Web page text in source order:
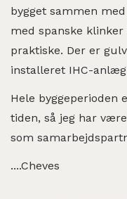
bygget sammen
med spanske
praktiske. Der er
installeret IHC-
Hele byggeperioden
tiden, så jeg har
som
....Cheves